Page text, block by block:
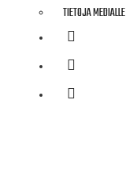
TIETOJA MEDIALLE
Elston